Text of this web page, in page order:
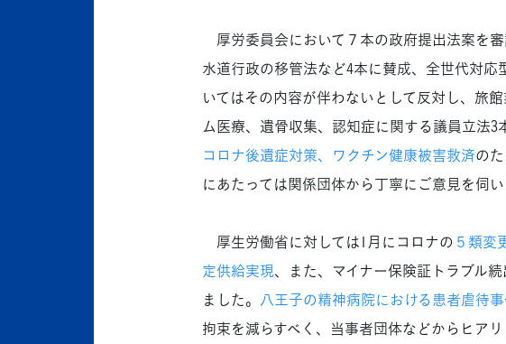
厚労委員会において７本の政府提出法案を
水道行政の移管法など4本に賛成、全世代対
いてはその内容が伴わないとして反対し、旅
ム医療、遺骨収集、認知症に関する議員立法3
コロナ後遺症対策、ワクチン健康被害救済の
にあたっては関係団体から丁寧にご意見を伺い
厚生労働省に対しては1月にコロナの ５類変
定供給実現、また、マイナー保険証トラブル
ました。 八王子の精神病院における患者虐待
拘束を減らすべく、当事者団体などからヒア